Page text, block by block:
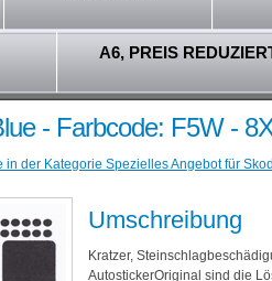
A6, PREIS
- Farbcode: F5W -
der Kategorie Spezielles Angebot für
Umschreibung
Kratzer,
AutostickerOriginal sind die